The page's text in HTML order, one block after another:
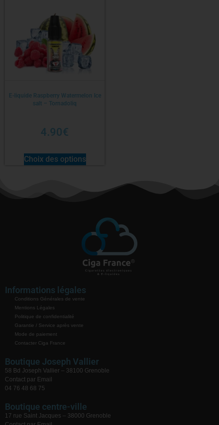
E-liquide Raspberry Watermelon Ice
salt – Tornadoliq
4.90€
Choix des options
Informations légales
Conditions Générales de vente
Mentions Légales
Politique de confidentialité
Garantie / Service après vente
Mode de paiement
Contacter Ciga France
Boutique Joseph Vallier
58 Bd Joseph Vallier – 38100 Grenoble
Contact par Email
04 76 48 68 75
Boutique centre-ville
17 rue Saint Jacques – 38000 Grenoble